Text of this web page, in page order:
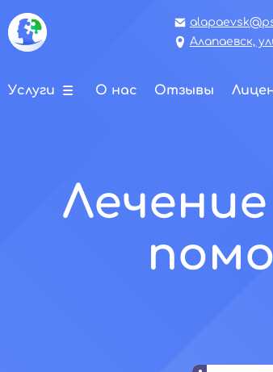
Алапаевск,
Услуги О нас Отзывы